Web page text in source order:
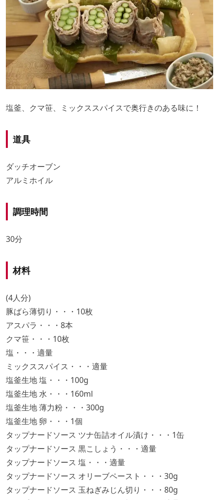
塩釜、クマ笹、ミックススパイスで奥行きのある味に！
道具
ダッチオーブン
アルミホイル
調理時間
30分
材料
(4人分)
豚ばら薄切り・・・10枚
アスパラ・・・8本
クマ笹・・・10枚
塩・・・適量
ミックススパイス・・・適量
塩釜生地 塩・・・100g
塩釜生地 水・・・160ml
塩釜生地 薄力粉・・・300g
塩釜生地 卵・・・1個
タップナードソース ツナ缶詰オイル漬け・・・1缶
タップナードソース 黒こしょう・・・適量
タップナードソース 塩・・・適量
タップナードソース オリーブペースト・・・30g
タップナードソース 玉ねぎみじん切り・・・80g